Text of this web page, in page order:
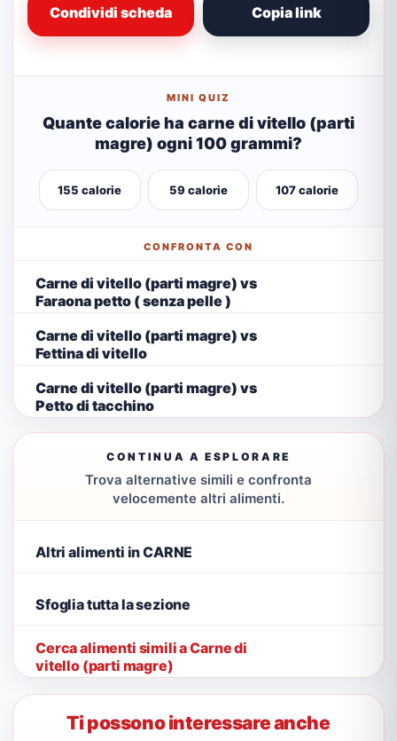
Condividi scheda Copia link
MINI QUIZ
Quante calorie ha carne di vitello (parti
magre) ogni 100 grammi?
155 calorie 59 calorie 107 calorie
CONFRONTA CON
Carne di vitello (parti magre) vs
Faraona petto ( senza pelle )
Carne di vitello (parti magre) vs
Fettina di vitello
Carne di vitello (parti magre) vs
Petto di tacchino
CONTINUA A ESPLORARE
Trova alternative simili e confronta
velocemente altri alimenti.
Altri alimenti in CARNE
Sfoglia tutta la sezione
Cerca alimenti simili a Carne di
vitello (parti magre)
Ti possono interessare anche